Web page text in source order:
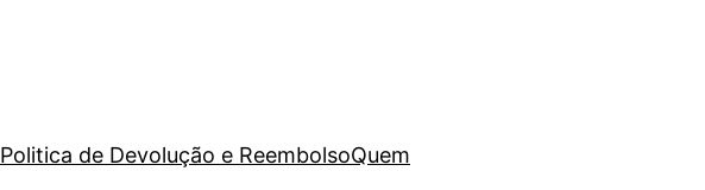
Politica de Devolução e ReembolsoQuem